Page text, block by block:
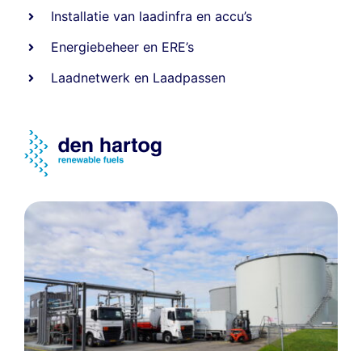
Installatie van laadinfra en accu’s
Energiebeheer en ERE’s
Laadnetwerk en Laadpassen